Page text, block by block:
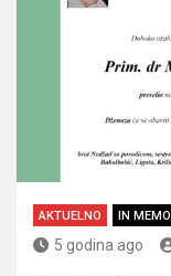
AKTUELNO IN
5 godina ago